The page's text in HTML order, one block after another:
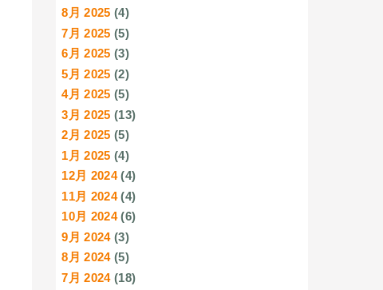
8月 2025 (4)
7月 2025 (5)
6月 2025 (3)
5月 2025 (2)
4月 2025 (5)
3月 2025 (13)
2月 2025 (5)
1月 2025 (4)
12月 2024(4)
11月 2024(4)
10月 2024(6)
9月 2024(3)
8月 2024(5)
7月 2024(18)